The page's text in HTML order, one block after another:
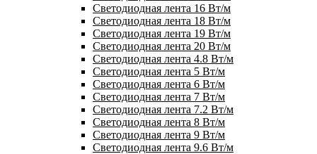
Светодиодная лента 16 Вт/м
Светодиодная лента 18 Вт/м
Светодиодная лента 19 Вт/м
Светодиодная лента 20 Вт/м
Светодиодная лента 4.8 Вт/м
Светодиодная лента 5 Вт/м
Светодиодная лента 6 Вт/м
Светодиодная лента 7 Вт/м
Светодиодная лента 7.2 Вт/м
Светодиодная лента 8 Вт/м
Светодиодная лента 9 Вт/м
Светодиодная лента 9.6 Вт/м